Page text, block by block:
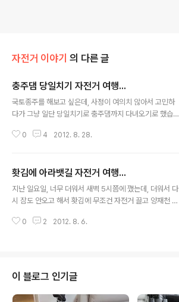
자전거 이야기 의 다른 글
충주댐 당일치기 자전거 여행...
국토종주를 해보고 싶은데, 사정이 여의치 않아서 고민하
다가 그냥 일단 당일치기로 충주댐까지 다녀오기로 했습니
상주까지 달리고, 또 당일치기로 상주에서 대구, 대구에서
서 비오는거 보면서 "오늘은 못가겠구나"하며 창밖을 보고
있는데, 6시쯤 되니 갑자기 비가 그치더군요. 그래서 생수
통 2개, 쵸코바 2개, 편의점에서 삼각김밥 3개, 포카리 스
바구니가 최고^^)에 던져넣고 아침 7시 거의 다 되어서 서
0 4 2012. 8. 28.
홧김에 아라뱃길 자전거 여행...
지난 일요일, 너무 더워서 새벽 5시쯤에 깼는데, 더워서 다
시 잠도 안오고 해서 홧김에 무조건 자전거 끌고 양재천 나
개포동... ) 집에 자전거라고 해봐야 마누라의 삼천리 바구
구니에 넣고 출발했습니다. 양재천 -> 탄천 -> 한강으로
나갑니다. 평소에도 이 자전거로 이 경로로 출퇴근 합니다.
] 뭐.. 청담대교 지나가다 보니 해가 뜨네요... 한강의 일출
0 2 2012. 8. 6.
이 블로그 인기글